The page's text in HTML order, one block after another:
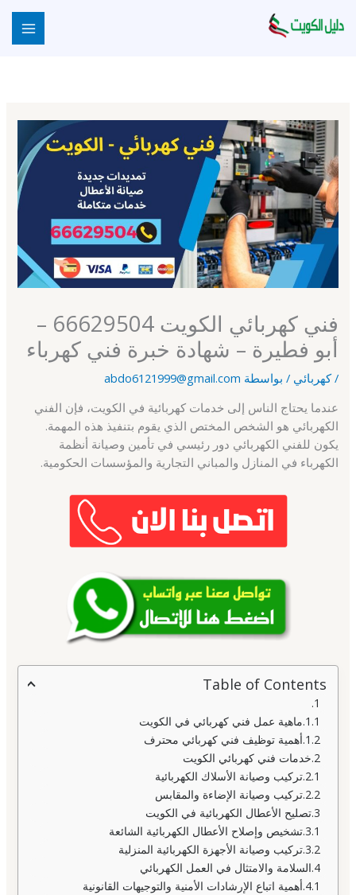
إلى
فني كهربائي الكويت 66629504 –
أبو فطيرة – شهادة خبرة فني كهرباء
/كهربائي / بواسطة abdo6121999@gmail.com
عندما يحتاج الناس إلى خدمات كهربائية في الكويت، فإن الفني
الكهربائي هو الشخص المختص الذي يقوم بتنفيذ هذه المهمة.
يكون للفني الكهربائي دور رئيسي في تأمين وصيانة أنظمة
الكهرباء في المنازل والمباني التجارية والمؤسسات الحكومية.
Table of Contents
ماهية عمل فني كهربائي في الكويت
أهمية توظيف فني كهربائي محترف
خدمات فني كهربائي الكويت
تركيب وصيانة الأسلاك الكهربائية
تركيب وصيانة الإضاءة والمقابس
تصليح الأعطال الكهربائية في الكويت
تشخيص وإصلاح الأعطال الكهربائية الشائعة
تركيب وصيانة الأجهزة الكهربائية المنزلية
السلامة والامتثال في العمل الكهربائي
أهمية اتباع الإرشادات الأمنية والتوجيهات القانونية